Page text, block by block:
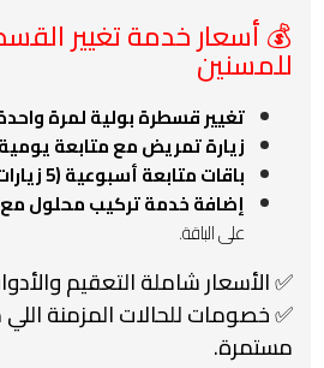
💰 أسعار خدمة تغيير
للمسنين
تغيير قسطرة بولية لمرة
زيارة تمريض مع متابعة يومية
باقات متابعة أسبوعية (5 زيارات)
إضافة خدمة تركيب محلول
على الباقة.
✅ الأسعار شاملة التعقيم
✅ خصومات للحالات المزمنة
مستمرة.